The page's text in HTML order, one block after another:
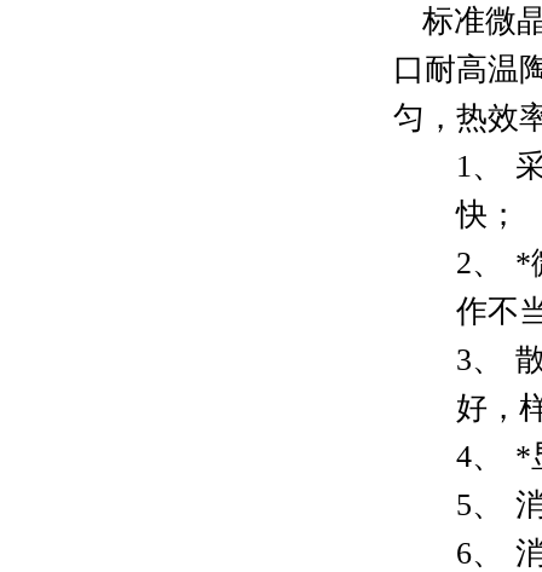
标准微
口耐高温
匀，热效
1、
快；
2、
*
作不
3、
好，
4、
*
5、
6、